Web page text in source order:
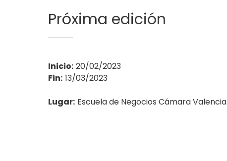
Próxima edición
Inicio: 20/02/2023
Fin: 13/03/2023
Lugar: Escuela de Negocios Cámara Valencia